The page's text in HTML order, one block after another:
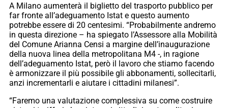
A Milano aumenterà il biglietto del trasporto pubblico per
far fronte all’adeguamento Istat e questo aumento
potrebbe essere di 20 centesimi. “Probabilmente andremo
in questa direzione – ha spiegato l’Assessore alla Mobilità
del Comune Arianna Censi a margine dell’inaugurazione
della nuova linea della metropolitana M4 -, in ragione
dell’adeguamento Istat, però il lavoro che stiamo facendo
è armonizzare il più possibile gli abbonamenti, sollecitarli,
anzi incrementarli e aiutare i cittadini milanesi”.
“Faremo una valutazione complessiva su come costruire